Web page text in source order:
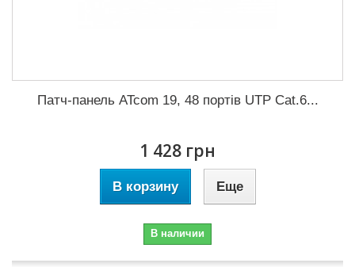
Патч-панель ATcom 19, 48 портів UTP Cat.6...
1 428 грн
В корзину Еще
В наличии